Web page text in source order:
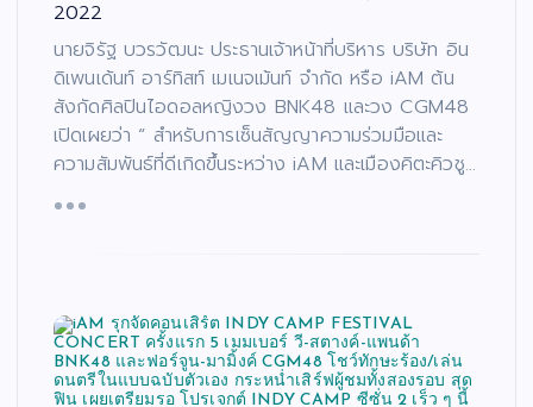
2022
นายจิรัฐ บวรวัฒนะ ประธานเจ้าหน้าที่บริหาร บริษัท อิน
ดิเพนเด้นท์ อาร์ทิสท์ เมเนจเม้นท์ จำกัด หรือ iAM ต้น
สังกัดศิลปินไอดอลหญิงวง BNK48 และวง CGM48
เปิดเผยว่า “ สำหรับการเซ็นสัญญาความร่วมมือและ
ความสัมพันธ์ที่ดีเกิดขึ้นระหว่าง iAM และเมืองคิตะคิวชู…